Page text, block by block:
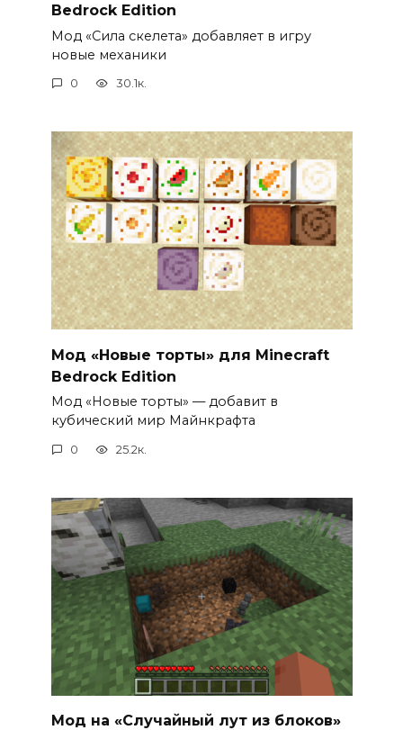
Bedrock Edition
Мод «Сила скелета» добавляет в игру
новые механики
0 30.1к.
Мод «Новые торты» для Minecraft
Bedrock Edition
Мод «Новые торты» — добавит в
кубический мир Майнкрафта
0 25.2к.
Мод на «Случайный лут из блоков»